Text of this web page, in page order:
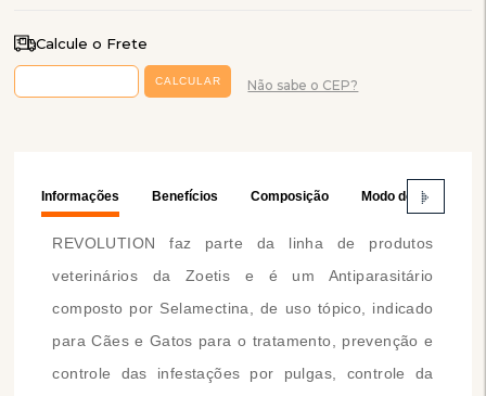
Calcule o Frete
Não sabe o CEP?
Informações Benefícios Composição Modo de Usar
REVOLUTION faz parte da linha de produtos
veterinários da Zoetis e é um Antiparasitário
composto por Selamectina, de uso tópico, indicado
para Cães e Gatos para o tratamento, prevenção e
controle das infestações por pulgas, controle da